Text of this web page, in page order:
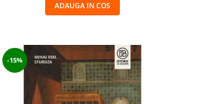
ADAUGA IN COS
-15%